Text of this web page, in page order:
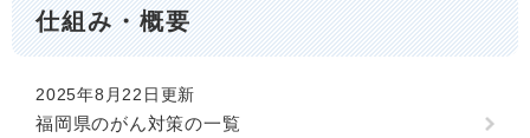
仕組み・概要
2025年8月22日更新
福岡県のがん対策の一覧